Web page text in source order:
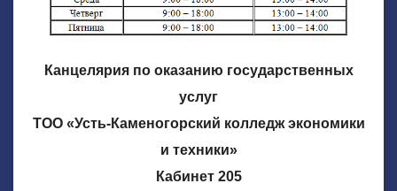
Канцелярия по оказанию государственных
услуг
ТОО «Усть-Каменогорский колледж экономики
и техники»
Кабинет 205